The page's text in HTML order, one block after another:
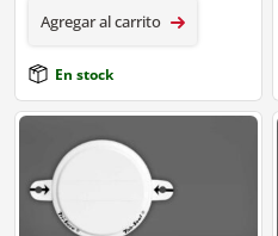
Agregar al carrito
En stock